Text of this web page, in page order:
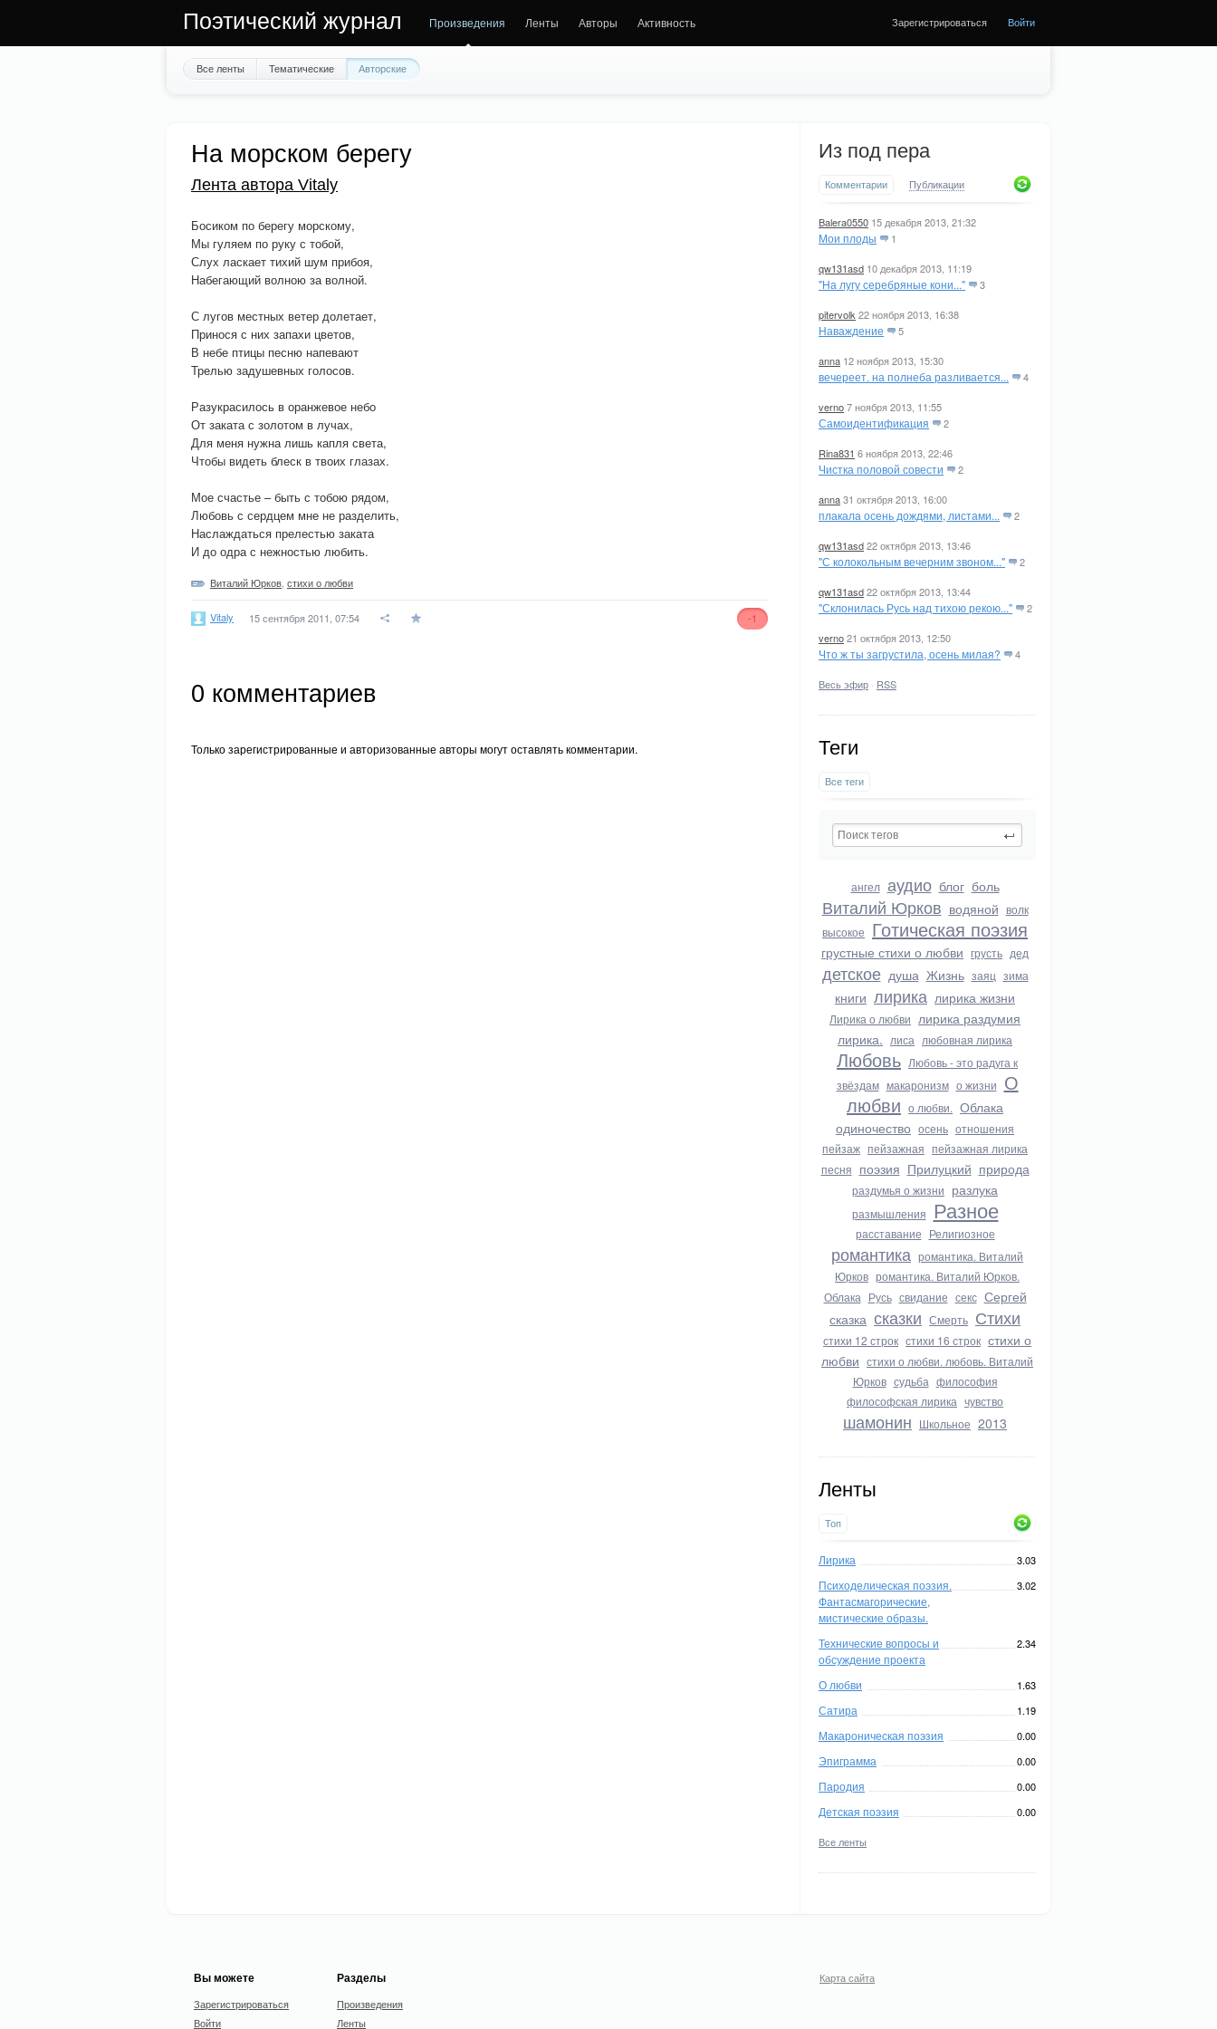
Поэтический журнал Произведения Ленты Авторы Активность Зарегистрироваться Войти
Все ленты Тематические Авторские
Из под пера
Комментарии Публикации
Balera0550 15 декабря 2013, 21:32
Мои плоды 1
qw131asd 10 декабря 2013, 11:19
"На лугу серебряные кони..." 3
pitervolk 22 ноября 2013, 16:38
Наваждение 5
anna 12 ноября 2013, 15:30
вечереет. на полнеба разливается... 4
verno7 ноября 2013, 11:55
Самоидентификация 2
Rina831 6 ноября 2013, 22:46
Чистка половой совести 2
anna31 октября 2013, 16:00
плакала осень дождями, листами... 2
qw131asd22 октября 2013, 13:46
"С колокольным вечерним звоном..." 2
qw131asd22 октября 2013, 13:44
"Склонилась Русь над тихою рекою..." 2
verno21 октября 2013, 12:50
Что ж ты загрустила, осень милая? 4
Весь эфир · RSS
Теги
Все теги
ангел аудио блог боль
Виталий Юрков водяной волк
высокое Готическая поэзия
грустные стихи о любви грусть дед
детское душа Жизнь заяц зима
книги лирика лирика жизни
Лирика о любви лирика раздумия
лирика. лиса любовная лирика
Любовь Любовь - это радуга к
звёздам макаронизм о жизни О
любви о любви. Облака
одиночество осень отношения
пейзаж пейзажная пейзажная лирика
песня поэзия Прилуцкий природа
раздумья о жизни разлука
размышления Разное
расставание Религиозное
романтика романтика. Виталий
Юрков романтика. Виталий Юрков.
Облака Русь свидание секс Сергей
сказка сказки Смерть Стихи
стихи 12 строк стихи 16 строк стихи о
любви стихи о любви. любовь. Виталий
Юрков судьба философия
философская лирика чувство
шамонин Школьное 2013
Ленты
Топ
Лирика 3.03
Психоделическая поэзия.
Фантасмагорические,
мистические образы.
3.02
Технические вопросы и
обсуждение проекта
2.34
О любви 1.63
Сатира 1.19
Макароническая поэзия 0.00
Эпиграмма 0.00
Пародия 0.00
Детская поэзия 0.00
Все ленты
На морском берегу
Лента автора Vitaly
Босиком по берегу морскому,
Мы гуляем по руку с тобой,
Слух ласкает тихий шум прибоя,
Набегающий волною за волной.
С лугов местных ветер долетает,
Принося с них запахи цветов,
В небе птицы песню напевают
Трелью задушевных голосов.
Разукрасилось в оранжевое небо
От заката с золотом в лучах,
Для меня нужна лишь капля света,
Чтобы видеть блеск в твоих глазах.
Мое счастье – быть с тобою рядом,
Любовь с сердцем мне не разделить,
Наслаждаться прелестью заката
И до одра с нежностью любить.
Виталий Юрков стихи о любви
Vitaly 15 сентября 2011, 07:54 -1
0 комментариев
Только зарегистрированные и авторизованные авторы могут оставлять комментарии.
Вы можете
Зарегистрироваться
Войти
Разделы
Произведения
Ленты
Карта сайта